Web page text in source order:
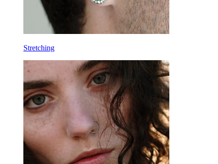
Stretching
Titanio